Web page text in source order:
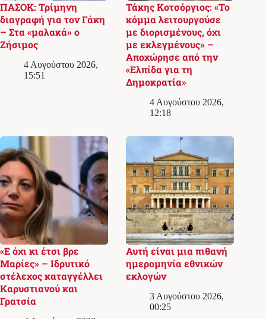
ΠΑΣΟΚ: Τρίμηνη
διαγραφή για τον Γάκη
– Στα «μαλακά» ο
Ζήσιμος
4 Αυγούστου 2026,
15:51
Τάκης Κοτσόργιος: «Το
κόμμα λειτουργούσε
με διορισμένους, όχι
με εκλεγμένους» –
Αποχώρησε από την
«Ελπίδα για τη
Δημοκρατία»
4 Αυγούστου 2026,
12:18
«Ε όχι κι έτσι βρε
Μαρίες» – Ιδρυτικό
στέλεχος καταγγέλλει
Καρυστιανού και
Γρατσία
Αυτή είναι μια πιθανή
ημερομηνία εθνικών
εκλογών
3 Αυγούστου 2026,
00:25